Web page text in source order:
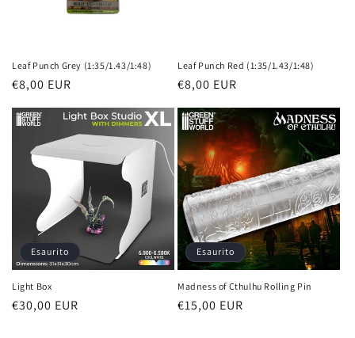
Leaf Punch Grey (1:35/1.43/1:48)
Prezzo
listino
€8,00 EUR
Leaf Punch Red (1:35/1.43/1:48)
Prezzo
listino
€8,00 EUR
Esaurito
Light Box
Prezzo
€30,00 EUR
Esaurito
Madness of Cthulhu Rolling Pin
Prezzo
€15,00 EUR